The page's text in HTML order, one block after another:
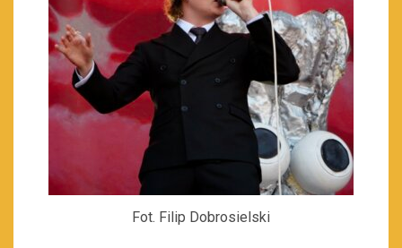
Fot. Filip Dobrosielski